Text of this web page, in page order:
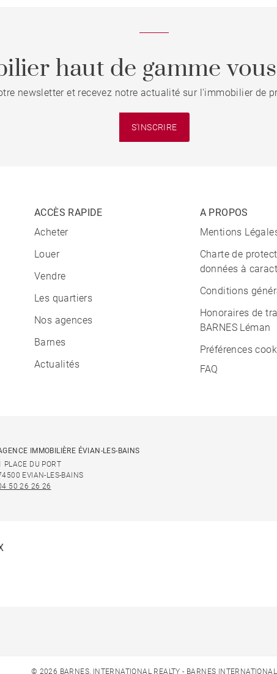
haut de gamme
newsletter et recevez notre actualité sur l'immobilier de
S'INSCRIRE
ACCÈS RAPIDE
Acheter
Louer
Vendre
Les quartiers
Nos agences
Barnes
Actualités
A PROPOS
Mentions
Charte de
données à
Conditions
Honoraires de
BARNES Léman
Préférences
FAQ
IMMOBILIÈRE ÉVIAN-LES-BAINS
PLACE DU PORT
EVIAN-LES-BAINS
50 26 26 26
© 2026 BARNES, INTERNATIONAL REALTY - BARNES INTERNATIONAL